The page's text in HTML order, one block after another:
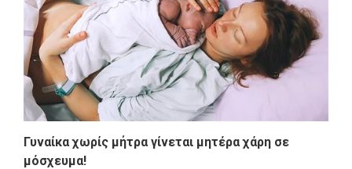
Γυναίκα χωρίς μήτρα γίνεται μητέρα χάρη σε
μόσχευμα!